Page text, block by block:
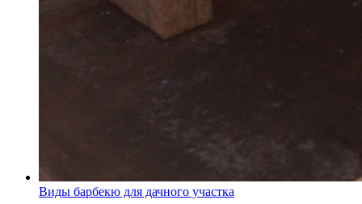
Виды барбекю для дачного участка